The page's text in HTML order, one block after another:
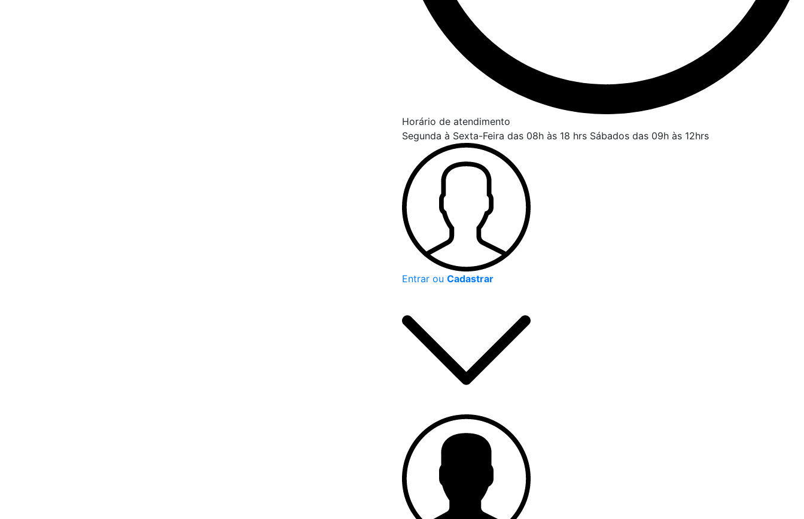
Horário de atendimento
Segunda à Sexta-Feira das 08h às 18 hrs Sábados das 09h às 12hrs
Entrar ou Cadastrar